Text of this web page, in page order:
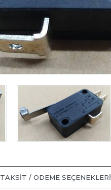
TAKSIT / ÖDEME SEÇENEKLERI